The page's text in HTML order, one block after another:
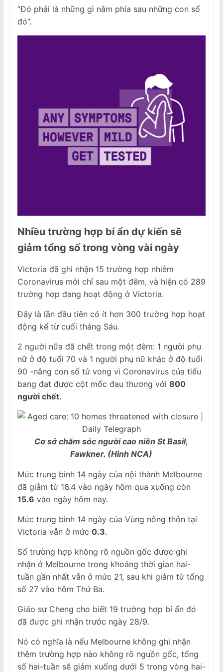
“Đó phải là những gì nằm phía sau những con số
đó”.
Nhiều trường hợp bí ẩn dự kiến ​​sẽ
giảm tổng số trong vòng vài ngày
Victoria đã ghi nhận 15 trường hợp nhiễm
Coronavirus mới chỉ sau một đêm, và hiện có 289
trường hợp đang hoạt động ở Victoria.
Đây là lần đầu tiên có ít hơn 300 trường hợp hoạt
động kể từ cuối tháng Sáu.
2 người nữa đã chết trong một đêm: 1 người phụ
nữ ở độ tuổi 70 và 1 người phụ nữ khác ở độ tuổi
90 -nâng con số tử vong vì Coronavirus của tiểu
bang đạt được cột mốc đau thương với 800
người chết.
Cơ sở chăm sóc người cao niên St Basil,
Fawkner. (Hình NCA)
Mức trung bình 14 ngày của nội thành Melbourne
đã giảm từ 16.4 vào ngày hôm qua xuống còn
15.6 vào ngày hôm nay.
Mức trung bình 14 ngày của Vùng nông thôn tại
Victoria vẫn ở mức 0.3.
Số trường hợp không rõ nguồn gốc được ghi
nhận ở Melbourne trong khoảng thời gian hai-
tuần gần nhất vẫn ở mức 21, sau khi giảm từ tổng
số 27 vào hôm Thứ Ba.
Giáo sư Cheng cho biết 19 trường hợp bí ẩn đó
đã được ghi nhận trước ngày 28/9.
Nó có nghĩa là nếu Melbourne không ghi nhận
thêm trường hợp nào không rõ nguồn gốc, tổng
số hai-tuần sẽ giảm xuống dưới 5 trong vòng hai-